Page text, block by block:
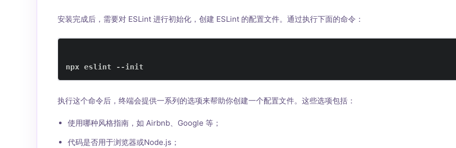
安装完成后，需要对 ESLint 进行初始化，创建 ESLint 的配置文件。通过执行下面的命令：
npx eslint --init
执行这个命令后，终端会提供一系列的选项来帮助你创建一个配置文件。这些选项包括：
使用哪种风格指南，如 Airbnb、Google 等；
代码是否用于浏览器或Node.js；